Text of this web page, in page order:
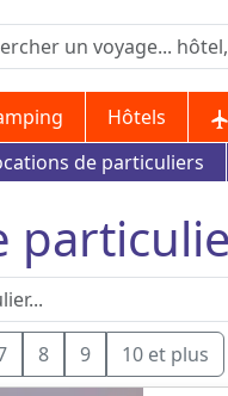
Hôtels
de particuliers
8 9 10 et plus